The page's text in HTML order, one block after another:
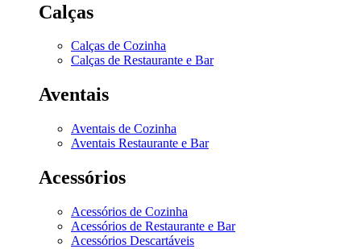
Calças
Calças de Cozinha
Calças de Restaurante e Bar
Aventais
Aventais de Cozinha
Aventais Restaurante e Bar
Acessórios
Acessórios de Cozinha
Acessórios de Restaurante e Bar
Acessórios Descartáveis